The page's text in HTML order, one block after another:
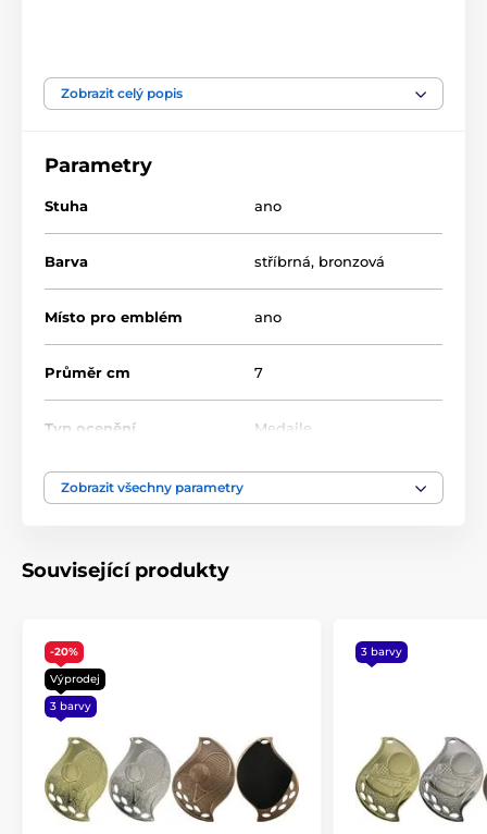
Kovové medaile
Zobrazit celý popis
Parametry
Stuha ano
Barva stříbrná, bronzová
Místo pro emblém ano
Průměr cm 7
Typ ocenění Medaile
Způsob personalizace
potisk emblému
Zobrazit všechny parametry
Související produkty
-20%
Výprodej
3 barvy
3 barvy